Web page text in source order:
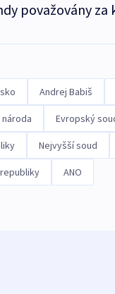
považovány za
Andrej Babiš
Evropský
Nejvyšší soud
ANO